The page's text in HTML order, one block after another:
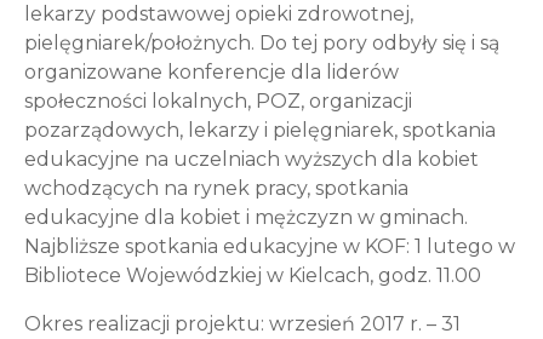
lekarzy podstawowej opieki zdrowotnej,
pielęgniarek/położnych. Do tej pory odbyły się i są
organizowane konferencje dla liderów
społeczności lokalnych, POZ, organizacji
pozarządowych, lekarzy i pielęgniarek, spotkania
edukacyjne na uczelniach wyższych dla kobiet
wchodzących na rynek pracy, spotkania
edukacyjne dla kobiet i mężczyzn w gminach.
Najbliższe spotkania edukacyjne w KOF: 1 lutego w
Bibliotece Wojewódzkiej w Kielcach, godz. 11.00
Okres realizacji projektu: wrzesień 2017 r. – 31